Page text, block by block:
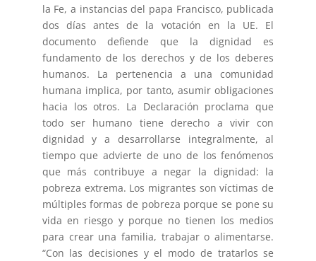
la Fe, a instancias del papa Francisco, publicada
dos días antes de la votación en la UE. El
documento defiende que la dignidad es
fundamento de los derechos y de los deberes
humanos. La pertenencia a una comunidad
humana implica, por tanto, asumir obligaciones
hacia los otros. La Declaración proclama que
todo ser humano tiene derecho a vivir con
dignidad y a desarrollarse integralmente, al
tiempo que advierte de uno de los fenómenos
que más contribuye a negar la dignidad: la
pobreza extrema. Los migrantes son víctimas de
múltiples formas de pobreza porque se pone su
vida en riesgo y porque no tienen los medios
para crear una familia, trabajar o alimentarse.
“Con las decisiones y el modo de tratarlos se